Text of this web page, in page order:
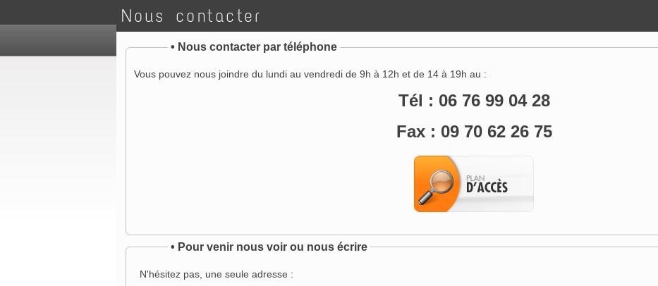
Nous contacter
• Nous contacter par téléphone
Vous pouvez nous joindre du lundi au vendredi de 9h à 12h et de 14 à 19h au :
Tél : 06 76 99 04 28
Fax : 09 70 62 26 75
• Pour venir nous voir ou nous écrire
N'hésitez pas, une seule adresse :